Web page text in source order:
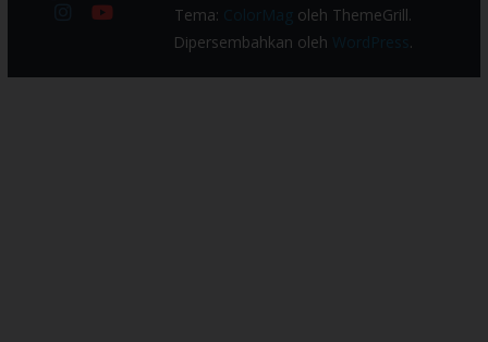
Tema: ColorMagoleh ThemeGrill.
Dipersembahkan oleh WordPress .